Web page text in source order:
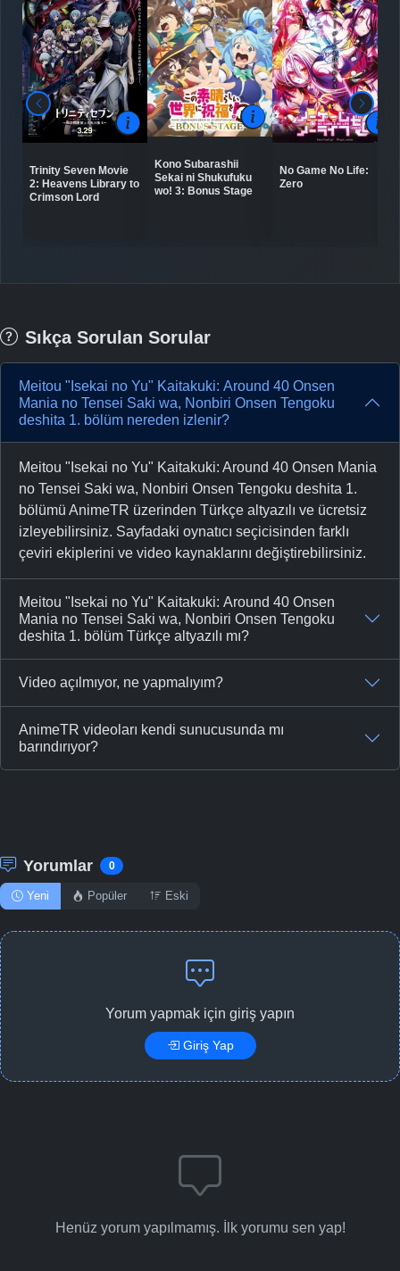
Trinity Seven Movie
2: Heavens Library to
Crimson Lord
Kono Subarashii
Sekai ni Shukufuku
wo! 3: Bonus Stage
No Game No Life:
Zero
Sıkça Sorulan Sorular
Meitou "Isekai no Yu" Kaitakuki: Around 40 Onsen
Mania no Tensei Saki wa, Nonbiri Onsen Tengoku
deshita 1. bölüm nereden izlenir?
Meitou "Isekai no Yu" Kaitakuki: Around 40 Onsen Mania
no Tensei Saki wa, Nonbiri Onsen Tengoku deshita 1.
bölümü AnimeTR üzerinden Türkçe altyazılı ve ücretsiz
izleyebilirsiniz. Sayfadaki oynatıcı seçicisinden farklı
çeviri ekiplerini ve video kaynaklarını değiştirebilirsiniz.
Meitou "Isekai no Yu" Kaitakuki: Around 40 Onsen
Mania no Tensei Saki wa, Nonbiri Onsen Tengoku
deshita 1. bölüm Türkçe altyazılı mı?
Video açılmıyor, ne yapmalıyım?
AnimeTR videoları kendi sunucusunda mı
barındırıyor?
Yorumlar 0
Yeni Popüler Eski
Yorum yapmak için giriş yapın
Giriş Yap
Henüz yorum yapılmamış. İlk yorumu sen yap!